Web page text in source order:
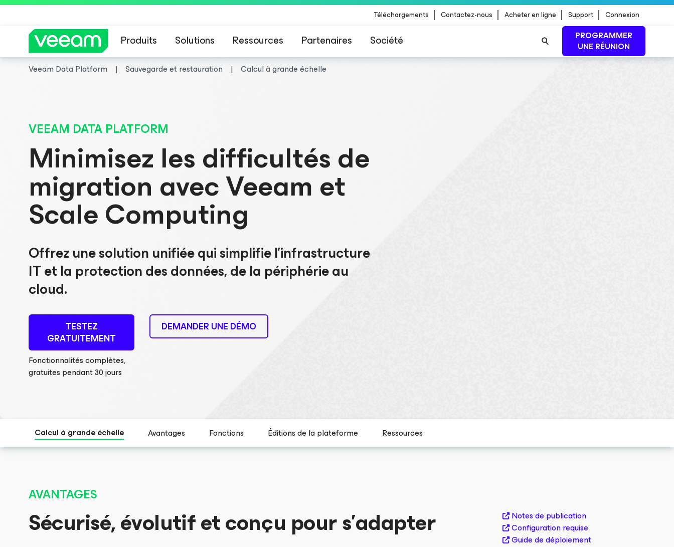
Téléchargements Contactez-nous Acheter en ligne Support Connexion
Produits Solutions Ressources Partenaires Société
PROGRAMMER
UNE RÉUNION
Veeam Data Platform Sauvegarde et restauration Calcul à grande échelle
VEEAM DATA PLATFORM
Minimisez les difficultés de
migration avec Veeam et
Scale Computing
Offrez une solution unifiée qui simplifie l’infrastructure
IT et la protection des données, de la périphérie au
cloud.
TESTEZ
GRATUITEMENT
Fonctionnalités complètes,
gratuites pendant 30 jours
DEMANDER UNE DÉMO
Calcul à grande échelle Avantages Fonctions Éditions de la plateforme Ressources
AVANTAGES
Sécurisé, évolutif et conçu pour s’adapter
Notes de publication
Configuration requise
Guide de déploiement